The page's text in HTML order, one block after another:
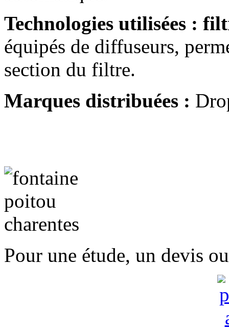
Technologies utilisées :
équipés de diffuseurs,
section du filtre.
Marques distribuées :
Pour une étude, un devis